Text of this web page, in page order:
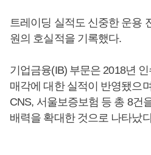
트레이딩 실적도 신중한 운용
원의 호실적을 기록했다.
기업금융(IB) 부문은 2018년
매각에 대한 실적이 반영됐으
CNS, 서울보증보험 등 총 8건
배력을 확대한 것으로 나타났